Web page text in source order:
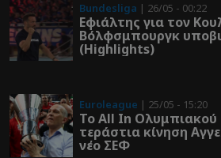
Bundesliga | 26/05 - 00:22
Εφιάλτης για τον
Βόλφσμπουργκ
(Highlights)
Euroleague | 25/05 - 15:20
Το All In Ολυμπιακού
τεράστια κίνηση
νέο ΣΕΦ